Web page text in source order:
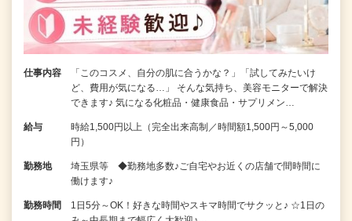
仕事内容
「このコスメ、自分の肌に合うかな？」「試してみたいけ
ど、費用が気になる…」 そんな気持ち、美容モニターで解決
できます♪ 気になる化粧品・健康食品・サプリメン…
給与
時給1,500円以上（完全出来高制／時間額1,500円～5,000
円）
勤務地
埼玉県等 ◆勤務地多数♪ご自宅やお近くの店舗で間時間に
働けます♪
勤務時間
1日5分～OK！好きな時間やスキマ時間でサクッと♪ ☆1日の